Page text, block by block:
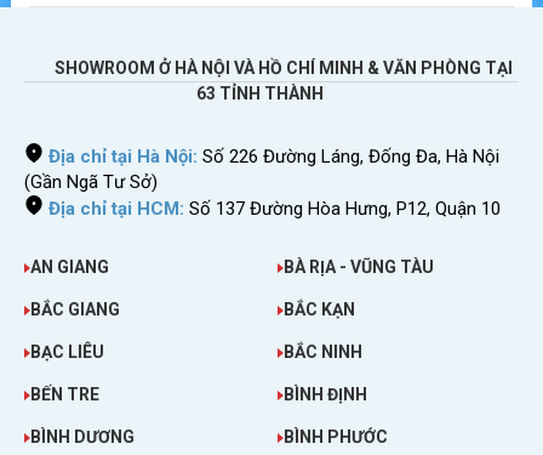
SHOWROOM Ở HÀ NỘI VÀ HỒ CHÍ MINH & VĂN PHÒNG TẠI
63 TỈNH THÀNH
Địa chỉ tại Hà Nội: Số 226 Đường Láng, Đống Đa, Hà Nội
(Gần Ngã Tư Sở)
Địa chỉ tại HCM: Số 137 Đường Hòa Hưng, P12, Quận 10
AN GIANG BÀ RỊA - VŨNG TÀU
BẮC GIANG BẮC KẠN
BẠC LIÊU BẮC NINH
BẾN TRE BÌNH ĐỊNH
BÌNH DƯƠNG BÌNH PHƯỚC